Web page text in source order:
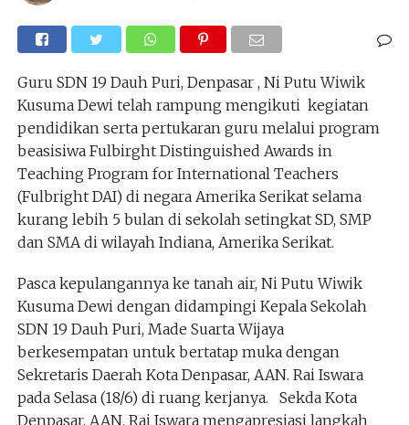
Guru SDN 19 Dauh Puri, Denpasar , Ni Putu Wiwik
Kusuma Dewi telah rampung mengikuti kegiatan
pendidikan serta pertukaran guru melalui program
beasisiwa Fulbirght Distinguished Awards in
Teaching Program for International Teachers
(Fulbright DAI) di negara Amerika Serikat selama
kurang lebih 5 bulan di sekolah setingkat SD, SMP
dan SMA di wilayah Indiana, Amerika Serikat.
Pasca kepulangannya ke tanah air, Ni Putu Wiwik
Kusuma Dewi dengan didampingi Kepala Sekolah
SDN 19 Dauh Puri, Made Suarta Wijaya
berkesempatan untuk bertatap muka dengan
Sekretaris Daerah Kota Denpasar, AAN. Rai Iswara
pada Selasa (18/6) di ruang kerjanya. Sekda Kota
Denpasar, AAN. Rai Iswara mengapresiasi langkah